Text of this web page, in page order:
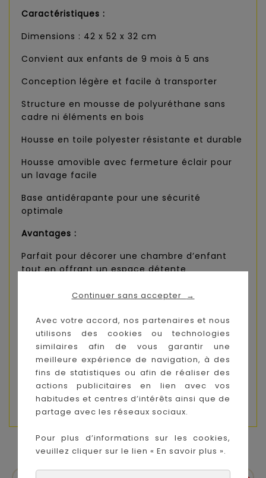
Continuer sans accepter →
Avec votre accord, nos partenaires et nous
utilisons des cookies ou technologies
similaires afin de vous garantir une
meilleure expérience de navigation, à des
fins de statistiques ou afin de réaliser des
actions publicitaires en lien avec vos
habitudes et centres d’intérêts ainsi que de
partage avec les réseaux sociaux.
Pour plus d’informations sur les cookies,
veuillez cliquer sur le lien « En savoir plus ».
Caractéristiques :
Dimensions : 42 x 52 x 32 cm
Convient aux enfants de 9 mois à 5 ans
Conception légère et facile à transporter
Structure en mousse de polyuréthane sans
cadre ni éléments en bois
Housse en toile polyester résistante et durable
Housse amovible avec fermeture éclair pour
un lavage facile
Base antidérapante pour une sécurité
optimale
Avantages :
Parfait pour décorer une chambre d’enfant
tout en offrant un espace détente
Facile à soulever, déplacer et entretenir
structure rigide ou tranchante
Idéal pour lire, jouer ou se reposer
Ce canapé est un excellent choix pour les
enfants, combinant sécurité, confort et design
adapté à leur univers.
VOUS AIMEREZ AUSSI